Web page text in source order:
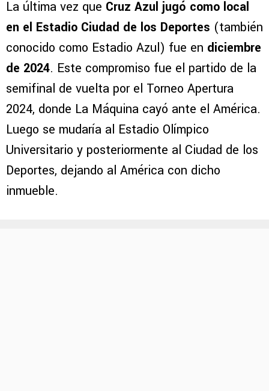
La última vez que Cruz Azul jugó como local
en el Estadio Ciudad de los Deportes (también
conocido como Estadio Azul) fue en diciembre
de 2024. Este compromiso fue el partido de la
semifinal de vuelta por el Torneo Apertura
2024, donde La Máquina cayó ante el América.
Luego se mudaría al Estadio Olímpico
Universitario y posteriormente al Ciudad de los
Deportes, dejando al América con dicho
inmueble.